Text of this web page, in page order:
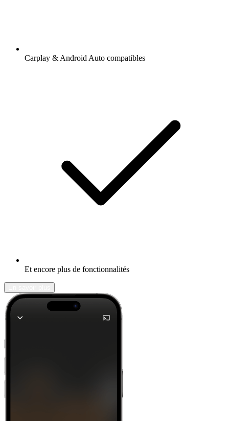
Carplay & Android Auto compatibles
Et encore plus de fonctionnalités